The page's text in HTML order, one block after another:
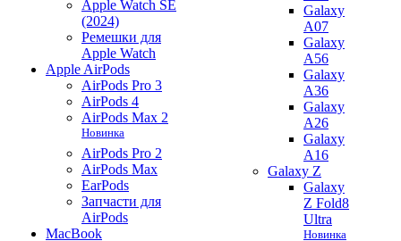
Apple Watch SE
(2024)
Ремешки для
Apple Watch
Apple AirPods
AirPods Pro 3
AirPods 4
AirPods Max 2
Новинка
AirPods Pro 2
AirPods Max
EarPods
Запчасти для
AirPods
MacBook
Galaxy
A07
Galaxy
A56
Galaxy
A36
Galaxy
A26
Galaxy
A16
Galaxy Z
Galaxy
Z Fold8
Ultra
Новинка